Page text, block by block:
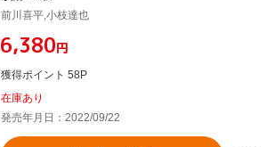
前川喜平,小枝達也
¥6,380円
獲得ポイント 58P
在庫あり
発売年月日：2022/09/22